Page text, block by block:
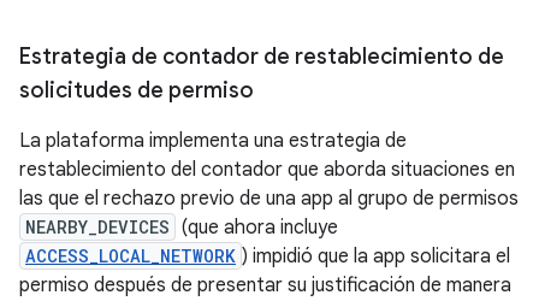
Estrategia de contador de restablecimiento de
solicitudes de permiso
La plataforma implementa una estrategia de
restablecimiento del contador que aborda situaciones en
las que el rechazo previo de una app al grupo de permisos
NEARBY_DEVICES (que ahora incluye
ACCESS_LOCAL_NETWORK ) impidió que la app solicitara el
permiso después de presentar su justificación de manera